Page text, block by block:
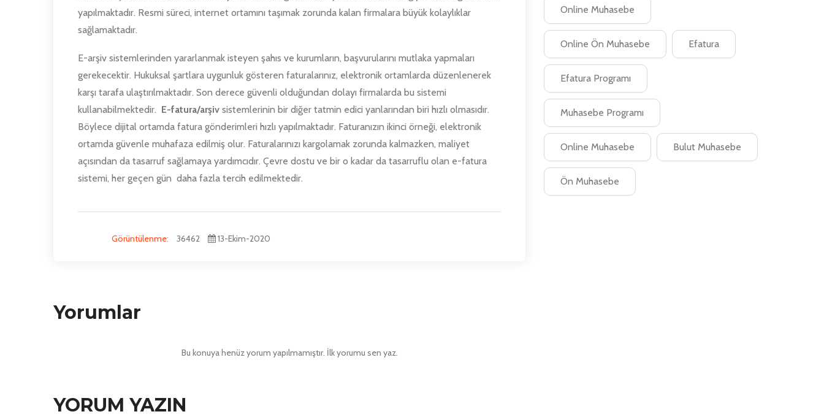
yapılmaktadır. Resmi süreci, internet ortamını taşımak zorunda kalan firmalara büyük kolaylıklar
sağlamaktadır.
E-arşiv sistemlerinden yararlanmak isteyen şahıs ve kurumların, başvurularını mutlaka yapmaları
gerekecektir. Hukuksal şartlara uygunluk gösteren faturalarınız, elektronik ortamlarda düzenlenerek
karşı tarafa ulaştırılmaktadır. Son derece güvenli olduğundan dolayı firmalarda bu sistemi
kullanabilmektedir. E-fatura/arşiv sistemlerinin bir diğer tatmin edici yanlarından biri hızlı olmasıdır.
Böylece dijital ortamda fatura gönderimleri hızlı yapılmaktadır. Faturanızın ikinci örneği, elektronik
ortamda güvenle muhafaza edilmiş olur. Faturalarınızı kargolamak zorunda kalmazken, maliyet
açısından da tasarruf sağlamaya yardımcıdır. Çevre dostu ve bir o kadar da tasarruflu olan e-fatura
sistemi, her geçen gün daha fazla tercih edilmektedir.
Görüntülenme: 36462 13-Ekim-2020
Yorumlar
Bu konuya henüz yorum yapılmamıştır. İlk yorumu sen yaz.
YORUM YAZIN
Online Muhasebe
Online Ön Muhasebe Efatura
Efatura Programı
Muhasebe Programı
Online Muhasebe Bulut Muhasebe
Ön Muhasebe